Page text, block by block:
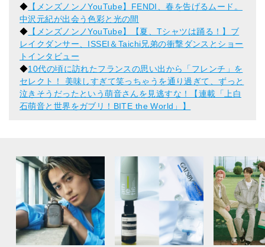
◆ 【メンズノンノYouTube】FENDI、春を告げるムード。
中沢元紀が出会う色彩と光の間
◆ 【メンズノンノYouTube】【夏、Tシャツは踊る！】ブ
レイクダンサー、ISSEI＆Taichi兄弟の衝撃ダンスとショー
トインタビュー
◆10代の頃に訪れたフランスの思い出から「フレンチ」を
セレクト！ 美味しすぎて笑っちゃうを通り過ぎて、ずっと
泣きそうだったという萌音さんを見逃すな！【連載「上白
石萌音と世界をガブリ！BITE the World」】